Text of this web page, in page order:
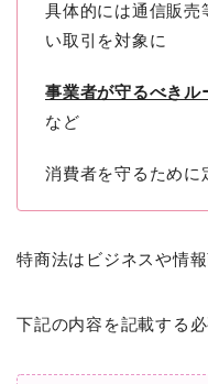
具体的には通信販売
い取引を対象に
事業者が守るべきル
など
消費者を守るために
特商法はビジネスや情
下記の内容を記載する必